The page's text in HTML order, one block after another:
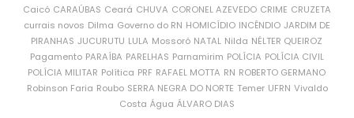
Caicó CARAÚBAS Ceará CHUVA CORONEL AZEVEDO CRIME CRUZETA
currais novos Dilma Governo do RN HOMICÍDIO INCÊNDIO JARDIM DE
PIRANHAS JUCURUTU LULA Mossoró NATAL Nilda NÉLTER QUEIROZ
Pagamento PARAÍBA PARELHAS Parnamirim POLÍCIA POLÍCIA CIVIL
POLÍCIA MILITAR Política PRF RAFAEL MOTTA RN ROBERTO GERMANO
Robinson Faria Roubo SERRA NEGRA DO NORTE Temer UFRN Vivaldo
Costa Água ÁLVARO DIAS